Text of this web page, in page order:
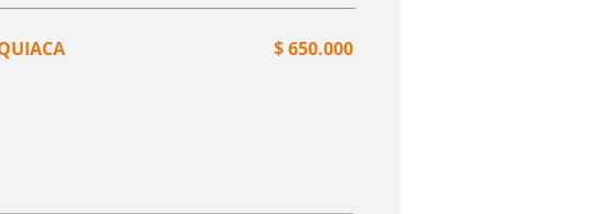
$ 650.000